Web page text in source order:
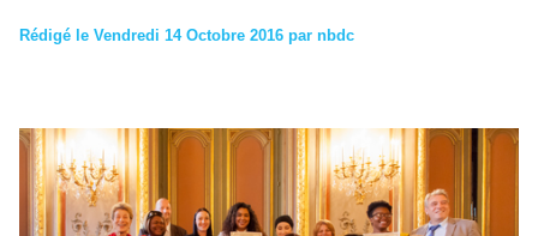
Rédigé le Vendredi 14 Octobre 2016 par nbdc